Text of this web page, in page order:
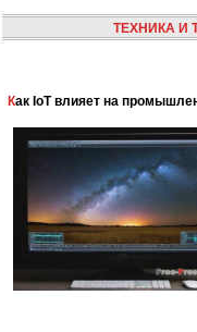
ТЕХНИКА И
Как IoT влияет на